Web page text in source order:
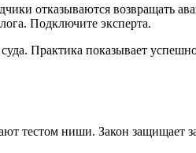
отказываются возвращать
Подключите эксперта.
Практика показывает
тестом ниши. Закон защищает